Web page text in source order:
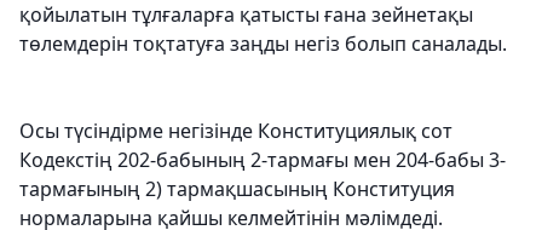
қойылатын тұлғаларға қатысты ғана зейнетақы
төлемдерін тоқтатуға заңды негіз болып саналады.
Осы түсіндірме негізінде Конституциялық сот
Кодекстің 202-бабының 2-тармағы мен 204-бабы 3-
тармағының 2) тармақшасының Конституция
нормаларына қайшы келмейтінін мәлімдеді.